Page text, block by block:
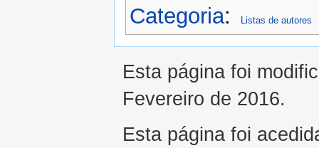
Categoria: Listas de autores
Esta página foi
Fevereiro de 2016.
Esta página foi